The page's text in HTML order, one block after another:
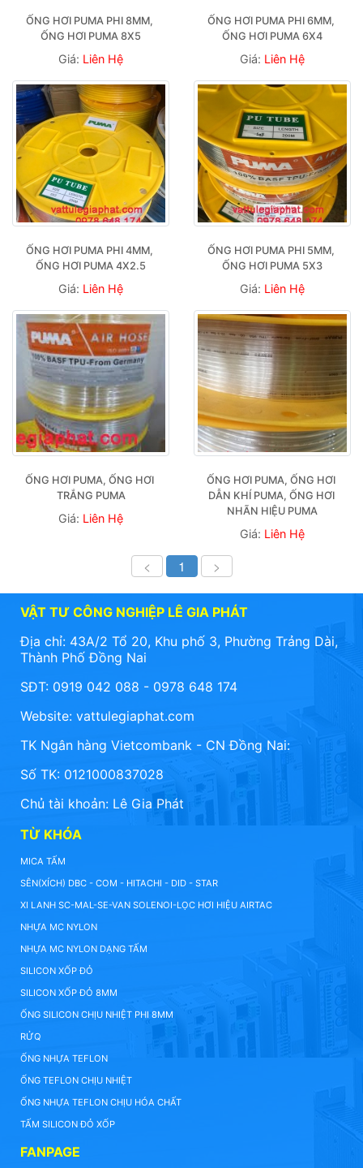
ỐNG HƠI PUMA PHI 8MM,
ỐNG HƠI PUMA 8X5
Giá: Liên Hệ
ỐNG HƠI PUMA PHI 6MM,
ỐNG HƠI PUMA 6X4
Giá: Liên Hệ
ỐNG HƠI PUMA PHI 4MM,
ỐNG HƠI PUMA 4X2.5
Giá: Liên Hệ
ỐNG HƠI PUMA PHI 5MM,
ỐNG HƠI PUMA 5X3
Giá: Liên Hệ
ỐNG HƠI PUMA, ỐNG HƠI
TRẮNG PUMA
Giá: Liên Hệ
ỐNG HƠI PUMA, ỐNG HƠI
DẪN KHÍ PUMA, ỐNG HƠI
NHÃN HIỆU PUMA
Giá: Liên Hệ
< 1 >
VẬT TƯ CÔNG NGHIỆP LÊ GIA PHÁT
Địa chỉ: 43A/2 Tổ 20, Khu phố 3, Phường Trảng Dài,
Thành Phố Đồng Nai
SĐT: 0919 042 088 - 0978 648 174
Website: vattulegiaphat.com
TK Ngân hàng Vietcombank - CN Đồng Nai:
Số TK: 0121000837028
Chủ tài khoản: Lê Gia Phát
TỪ KHÓA
MICA TẤM
SÊN(XÍCH) DBC - COM - HITACHI - DID - STAR
XI LANH SC-MAL-SE-VAN SOLENOI-LỌC HƠI HIỆU AIRTAC
NHỰA MC NYLON
NHỰA MC NYLON DẠNG TẤM
SILICON XỐP ĐỎ
SILICON XỐP ĐỎ 8MM
ỐNG SILICON CHỊU NHIỆT PHI 8MM
RỬQ
ỐNG NHỰA TEFLON
ỐNG TEFLON CHỊU NHIỆT
ỐNG NHỰA TEFLON CHỊU HÓA CHẤT
TẤM SILICON ĐỎ XỐP
FANPAGE